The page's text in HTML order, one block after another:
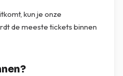
kun je onze
de meeste tickets binnen